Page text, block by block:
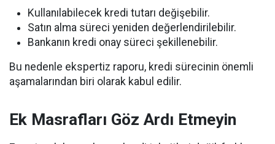
Kullanılabilecek kredi tutarı değişebilir.
Satın alma süreci yeniden değerlendirilebilir.
Bankanın kredi onay süreci şekillenebilir.
Bu nedenle ekspertiz raporu, kredi sürecinin önemli
aşamalarından biri olarak kabul edilir.
Ek Masrafları Göz Ardı Etmeyin